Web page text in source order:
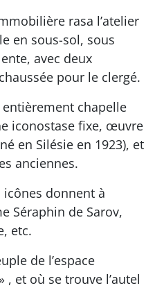
rasa l’atelier
en sous-sol, sous
avec deux
pour le clergé.
chapelle
iconostase fixe, œuvre
en Silésie en 1923), et
anciennes.
donnent à
Séraphin de Sarov,
etc.
de l’espace
et où se trouve l’autel